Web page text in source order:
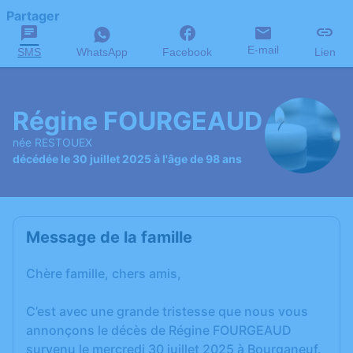
Partager
SMS WhatsApp Facebook E-mail Lien
Régine FOURGEAUD
née RESTOUEX
décédée le 30 juillet 2025 à l'âge de 98 ans
Message de la famille
Chère famille, chers amis,
C’est avec une grande tristesse que nous vous
annonçons le décès de Régine FOURGEAUD
survenu le mercredi 30 juillet 2025 à Bourganeuf.